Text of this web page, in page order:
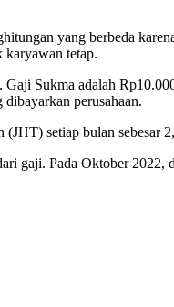
yang berbeda
karyawan tetap.
Sukma adalah
perusahaan.
setiap bulan sebesar
gaji. Pada Oktober 2022,